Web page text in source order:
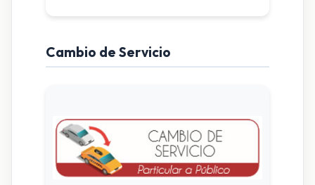
Cambio de Servicio